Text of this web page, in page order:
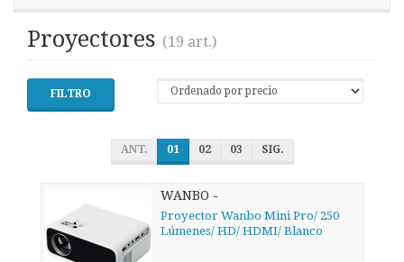
Proyectores (19 art.)
FILTRO
ANT. 01 02 03 SIG.
WANBO -
Proyector Wanbo Mini Pro/ 250
Lúmenes/ HD/ HDMI/ Blanco